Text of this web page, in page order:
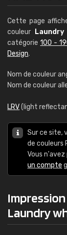
Cette page
couleur
catégorie 100 -
Design.
Nom de couleur
Nom de couleur
LRV(light
Sur ce site,
de couleurs
Vous
un compte
Impression
Laundry